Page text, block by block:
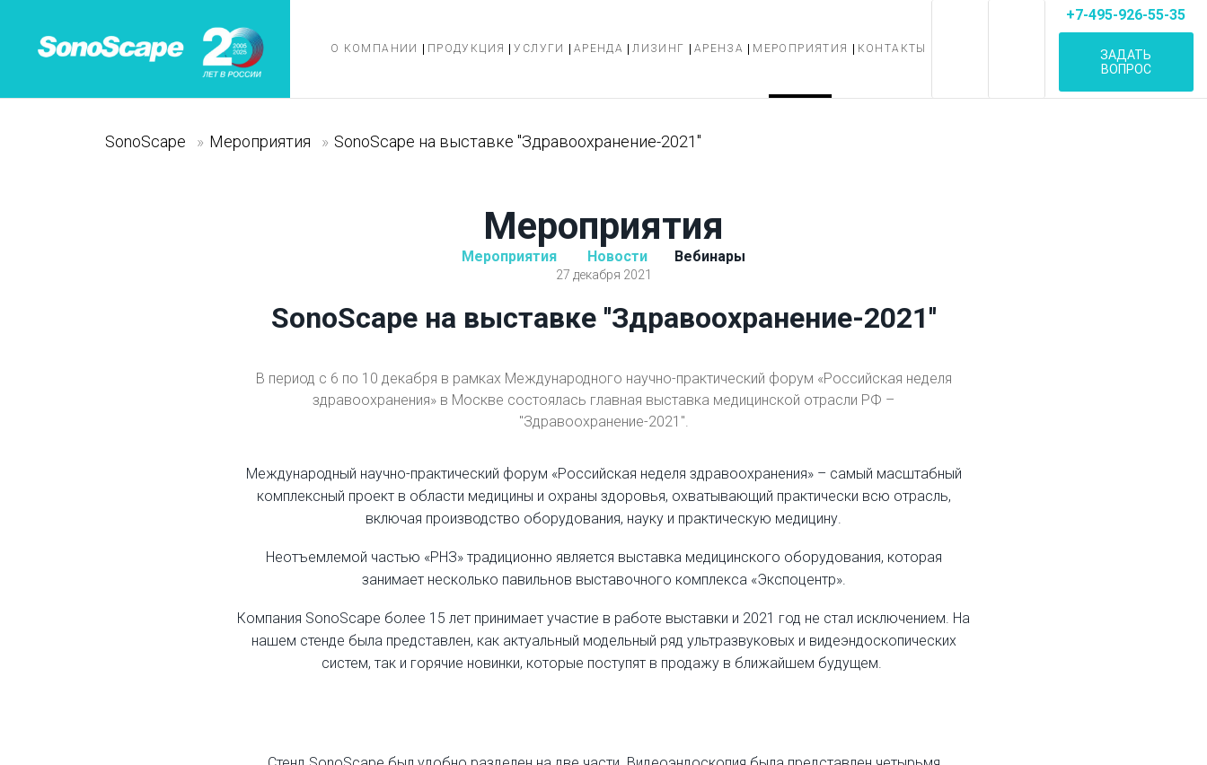
О КОМПАНИИ ПРОДУКЦИЯ УСЛУГИ АРЕНДА ЛИЗИНГ АРЕНЗА МЕРОПРИЯТИЯ КОНТАКТЫ
+7-495-926-55-35
ЗАДАТЬ
ВОПРОС
SonoScape » Мероприятия » SonoScape на выставке ''Здравоохранение-2021''
Мероприятия
Мероприятия Новости Вебинары
27 декабря 2021
SonoScape на выставке ''Здравоохранение-2021''
В период с 6 по 10 декабря в рамках Международного научно-практический форум «Российская неделя
здравоохранения» в Москве состоялась главная выставка медицинской отрасли РФ –
''Здравоохранение-2021''.
Международный научно-практический форум «Российская неделя здравоохранения» – самый масштабный
комплексный проект в области медицины и охраны здоровья, охватывающий практически всю отрасль,
включая производство оборудования, науку и практическую медицину.
Неотъемлемой частью «РНЗ» традиционно является выставка медицинского оборудования, которая
занимает несколько павильнов выставочного комплекса «Экспоцентр».
Компания SonoScape более 15 лет принимает участие в работе выставки и 2021 год не стал исключением. На
нашем стенде была представлен, как актуальный модельный ряд ультразвуковых и видеэндоскопических
систем, так и горячие новинки, которые поступят в продажу в ближайшем будущем.